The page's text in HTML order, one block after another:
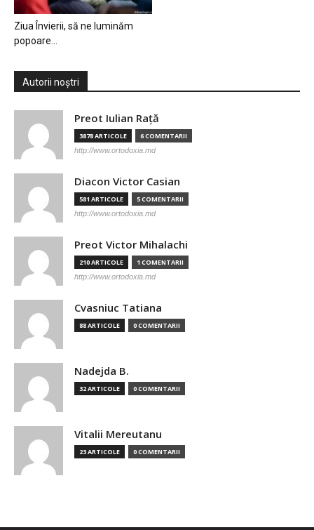
Ziua Învierii, să ne luminăm
popoare…
Autorii noștri
Preot Iulian Raţă
3878 ARTICOLE 6 COMENTARII
http://www.ortodoxia.md
Diacon Victor Casian
581 ARTICOLE 5 COMENTARII
http://www.ortodoxia.md
Preot Victor Mihalachi
210 ARTICOLE 1 COMENTARII
http://www.ortodoxia.md
Cvasniuc Tatiana
88 ARTICOLE 0 COMENTARII
Nadejda B.
32 ARTICOLE 0 COMENTARII
Vitalii Mereutanu
23 ARTICOLE 0 COMENTARII